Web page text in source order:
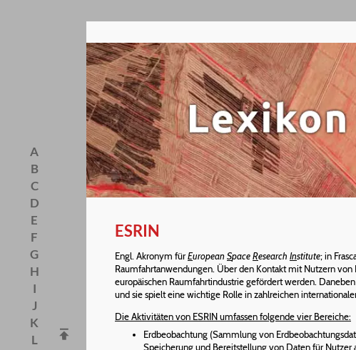
A
B
C
D
E
F
G
H
I
J
K
L
ESRIN
Engl. Akronym fürEuropeanSpaceResearch Institute; in
Raumfahrtanwendungen. Über den Kontakt mit Nutzern
europäischen Raumfahrtindustrie gefördert werden.
und sie spielt eine wichtige Rolle in zahlreichen
Die Aktivitäten von ESRIN umfassen folgende vier Bereiche:
Erdbeobachtung (Sammlung von
Speicherung und Bereitstellung von Daten für Nutzer